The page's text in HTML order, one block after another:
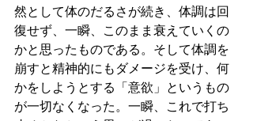
然として体のだるさが続き、体調は回
復せず、一瞬、このまま衰えていくの
かと思ったものである。そして体調を
崩すと精神的にもダメージを受け、何
かをしようとする「意欲」というもの
が一切なくなった。一瞬、これで打ち